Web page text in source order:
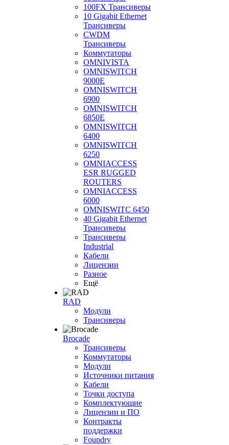
100FX Трансиверы
10 Gigabit Ethernet
Трансиверы
CWDM
Трансиверы
Коммутаторы
OMNIVISTA
OMNISWITCH
9000E
OMNISWITCH
6900
OMNISWITCH
6850E
OMNISWITCH
6400
OMNISWITCH
6250
OMNIACCESS
ESR RUGGED
ROUTERS
OMNIACCESS
6000
OMNISWITC 6450
40 Gigabit Ethernet
Трансиверы
Трансиверы
Industrial
Кабели
Лицензии
Разное
Ещё
RAD
Модули
Трансиверы
Brocade
Трансиверы
Коммутаторы
Модули
Источники питания
Кабели
Точки доступа
Комплектующие
Лицензии и ПО
Контракты
поддержки
Foundry